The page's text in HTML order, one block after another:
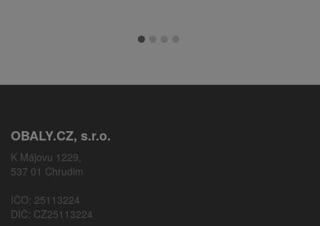
OBALY.CZ, s.r.o.
K Májovu 1229,
537 01 Chrudim
IČO: 25113224
DIČ: CZ25113224